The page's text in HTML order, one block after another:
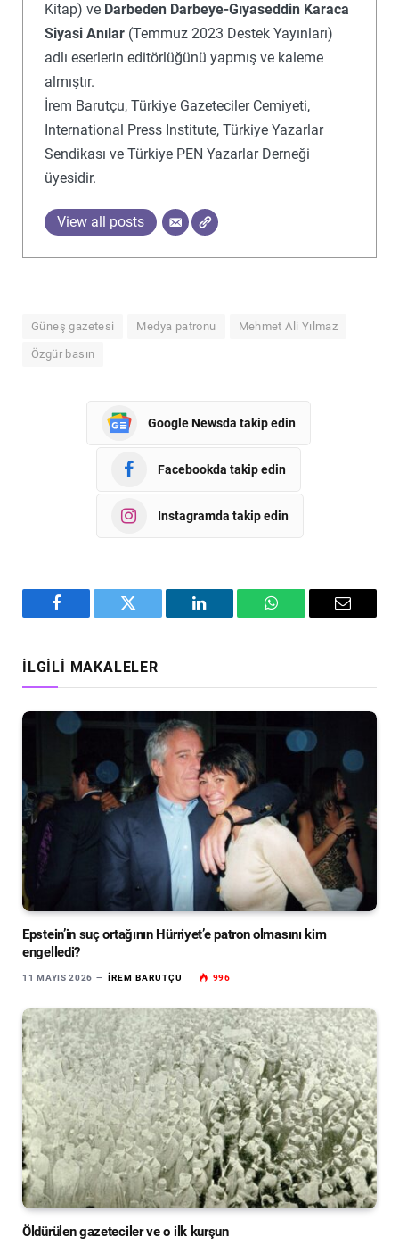
Kitap) ve Darbeden Darbeye-Gıyaseddin Karaca
Siyasi Anılar(Temmuz 2023 Destek Yayınları)
adlı eserlerin editörlüğünü yapmış ve kaleme
almıştır.
İrem Barutçu, Türkiye Gazeteciler Cemiyeti,
International Press Institute, Türkiye Yazarlar
Sendikası ve Türkiye PEN Yazarlar Derneği
üyesidir.
View all posts
Güneş gazetesi Medya patronu Mehmet Ali Yılmaz
Özgür basın
Google Newsda takip edin
Facebookda takip edin
Instagramda takip edin
Facebook Twitter LinkedIn WhatsAppEmail
İLGILI MAKALELER
Epstein’in suç ortağının Hürriyet’e patron olmasını kim
engelledi?
11 MAYIS 2026 İREM BARUTÇU 996
Öldürülen gazeteciler ve o ilk kurşun